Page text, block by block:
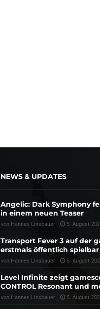
NEWS & UPDATES
Angelic: Dark Symphony
in einem neuen Teaser
von Hannes Linsbauer 5. August
Transport Fever 3 auf der
erstmals öffentlich spielbar
von Hannes Linsbauer 5. August
Level Infinite zeigt
CONTROL Resonant und
von Hannes Linsbauer 5. August